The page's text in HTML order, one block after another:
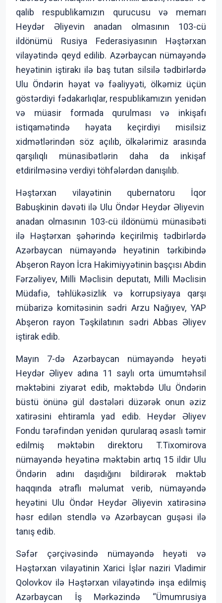
qalib respublikamızın qurucusu və memarı
Heydər Əliyevin anadan olmasının 103-cü
ildönümü Rusiya Federasiyasının Həştərxan
vilayətində qeyd edilib. Azərbaycan nümayəndə
heyətinin iştirakı ilə baş tutan silsilə tədbirlərdə
Ulu Öndərin həyat və fəaliyyəti, ölkəmiz üçün
göstərdiyi fədakarlıqlar, respublikamızın yenidən
və müasir formada qurulması və inkişafı
istiqamətində həyata keçirdiyi misilsiz
xidmətlərindən söz açılıb, ölkələrimiz arasında
qarşılıqlı münasibətlərin daha da inkişaf
etdirilməsinə verdiyi töhfələrdən danışılıb.
Həştərxan vilayətinin qubernatoru İqor
Babuşkinin dəvəti ilə Ulu Öndər Heydər Əliyevin
anadan olmasının 103-cü ildönümü münasibəti
ilə Həştərxan şəhərində keçirilmiş tədbirlərdə
Azərbaycan nümayəndə heyətinin tərkibində
Abşeron Rayon İcra Hakimiyyətinin başçısı Abdin
Fərzəliyev, Milli Məclisin deputatı, Milli Məclisin
Müdafiə, təhlükəsizlik və korrupsiyaya qarşı
mübarizə komitəsinin sədri Arzu Nağıyev, YAP
Abşeron rayon Təşkilatının sədri Abbas Əliyev
iştirak edib.
Mayın 7-də Azərbaycan nümayəndə heyəti
Heydər Əliyev adına 11 saylı orta ümumtəhsil
məktəbini ziyarət edib, məktəbdə Ulu Öndərin
büstü önünə gül dəstələri düzərək onun əziz
xatirəsini ehtiramla yad edib. Heydər Əliyev
Fondu tərəfindən yenidən qurularaq əsaslı təmir
edilmiş məktəbin direktoru T.Tixomirova
nümayəndə heyətinə məktəbin artıq 15 ildir Ulu
Öndərin adını daşıdığını bildirərək məktəb
haqqında ətraflı məlumat verib, nümayəndə
heyətini Ulu Öndər Heydər Əliyevin xatirəsinə
həsr edilən stendlə və Azərbaycan guşəsi ilə
tanış edib.
Səfər çərçivəsində nümayəndə heyəti və
Həştərxan vilayətinin Xarici İşlər naziri Vladimir
Qolovkov ilə Həştərxan vilayətində inşa edilmiş
Azərbaycan İş Mərkəzində “Ümumrusiya